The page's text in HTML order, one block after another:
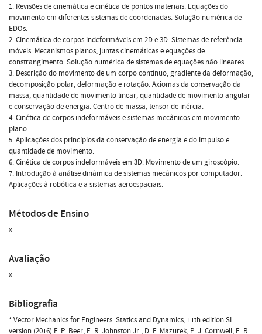
1. Revisões de cinemática e cinética de pontos materiais. Equações do
movimento em diferentes sistemas de coordenadas. Solução numérica de
EDOs.
2. Cinemática de corpos indeformáveis em 2D e 3D. Sistemas de referência
móveis. Mecanismos planos, juntas cinemáticas e equações de
constrangimento. Solução numérica de sistemas de equações não lineares.
3. Descrição do movimento de um corpo contínuo, gradiente da deformação,
decomposição polar, deformação e rotação. Axiomas da conservação da
massa, quantidade de movimento linear, quantidade de movimento angular
e conservação de energia. Centro de massa, tensor de inércia.
4. Cinética de corpos indeformáveis e sistemas mecânicos em movimento
plano.
5. Aplicações dos princípios da conservação de energia e do impulso e
quantidade de movimento.
6. Cinética de corpos indeformáveis em 3D. Movimento de um giroscópio.
7. Introdução à análise dinâmica de sistemas mecânicos por computador.
Aplicações à robótica e a sistemas aeroespaciais.
Métodos de Ensino
x
Avaliação
x
Bibliografia
* Vector Mechanics for Engineers  Statics and Dynamics, 11th edition SI
version (2016) F. P. Beer, E. R. Johnston Jr., D. F. Mazurek, P. J. Cornwell, E. R.